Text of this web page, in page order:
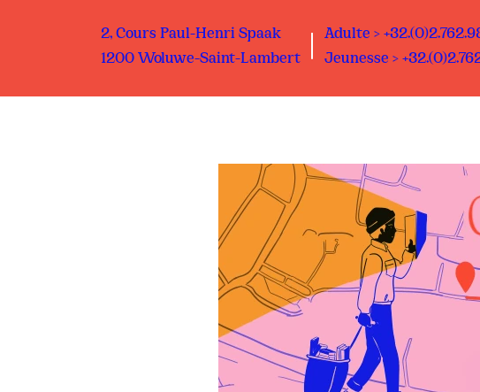
2, Cours Paul-Henri Spaak
1200 Woluwe-Saint-Lambert
Adulte >
Jeunesse >